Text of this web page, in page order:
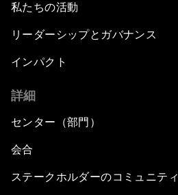
私たちの活動
リーダーシップとガバナンス
インパクト
詳細
センター（部門）
会合
ステークホルダーのコミュニティ